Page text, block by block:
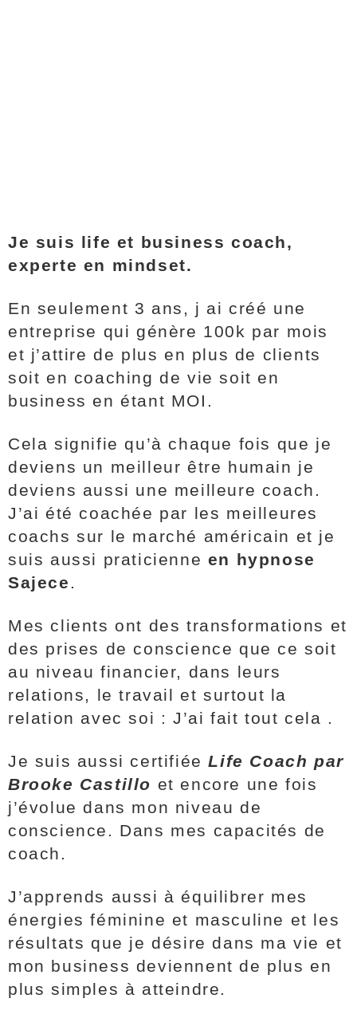
Je suis life et business coach,
experte en mindset.
En seulement 3 ans, j ai créé une
entreprise qui génère 100k par mois
et j’attire de plus en plus de clients
soit en coaching de vie soit en
business en étant MOI.
Cela signifie qu’à chaque fois que je
deviens un meilleur être humain je
deviens aussi une meilleure coach.
J’ai été coachée par les meilleures
coachs sur le marché américain et je
suis aussi praticienne en hypnose
Sajece .
Mes clients ont des transformations et
des prises de conscience que ce soit
au niveau financier, dans leurs
relations, le travail et surtout la
relation avec soi : J’ai fait tout cela .
Je suis aussi certifiée Life Coach par
Brooke Castillo et encore une fois
j’évolue dans mon niveau de
conscience. Dans mes capacités de
coach.
J’apprends aussi à équilibrer mes
énergies féminine et masculine et les
résultats que je désire dans ma vie et
mon business deviennent de plus en
plus simples à atteindre.